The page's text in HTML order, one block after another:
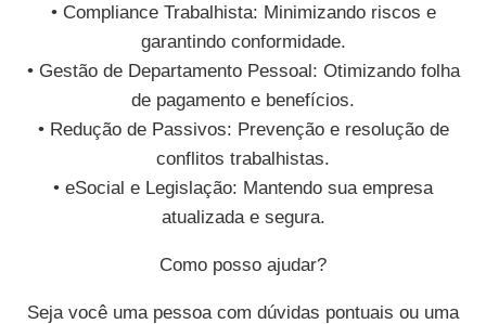
• Compliance Trabalhista: Minimizando riscos e
garantindo conformidade.
• Gestão de Departamento Pessoal: Otimizando folha
de pagamento e benefícios.
• Redução de Passivos: Prevenção e resolução de
conflitos trabalhistas.
• eSocial e Legislação: Mantendo sua empresa
atualizada e segura.
Como posso ajudar?
Seja você uma pessoa com dúvidas pontuais ou uma